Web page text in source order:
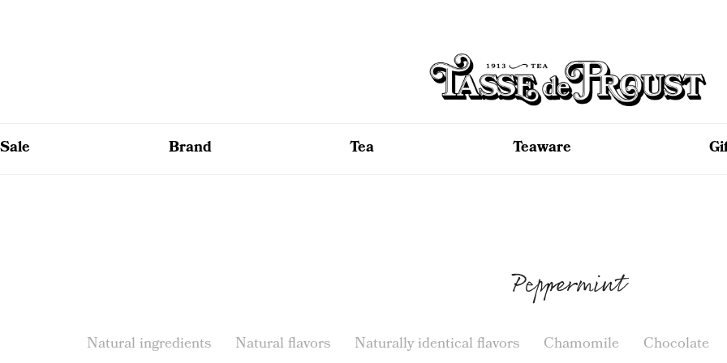
Sale Brand Tea Teaware
Peppermint
Natural ingredients Natural flavors Naturally identical flavors Chamomile Chocolate